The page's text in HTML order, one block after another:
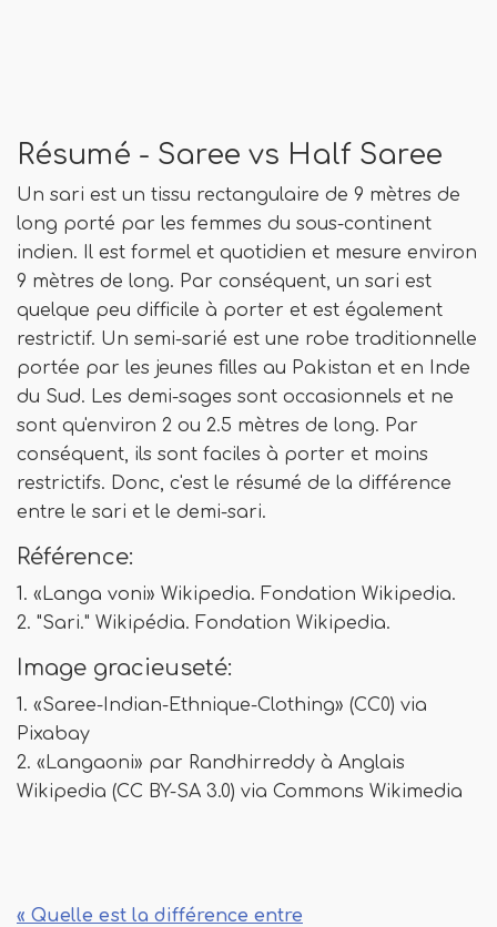
Résumé - Saree vs Half Saree
Un sari est un tissu rectangulaire de 9 mètres de
long porté par les femmes du sous-continent
indien. Il est formel et quotidien et mesure environ
9 mètres de long. Par conséquent, un sari est
quelque peu difficile à porter et est également
restrictif. Un semi-sarié est une robe traditionnelle
portée par les jeunes filles au Pakistan et en Inde
du Sud. Les demi-sages sont occasionnels et ne
sont qu'environ 2 ou 2.5 mètres de long. Par
conséquent, ils sont faciles à porter et moins
restrictifs. Donc, c'est le résumé de la différence
entre le sari et le demi-sari.
Référence:
1. «Langa voni» Wikipedia. Fondation Wikipedia.
2. "Sari." Wikipédia. Fondation Wikipedia.
Image gracieuseté:
1. «Saree-Indian-Ethnique-Clothing» (CC0) via
Pixabay
2. «Langaoni» par Randhirreddy à Anglais
Wikipedia (CC BY-SA 3.0) via Commons Wikimedia
« Quelle est la différence entre